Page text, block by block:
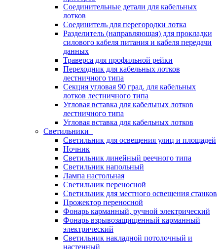
Соединительные детали для кабельных
лотков
Соединитель для перегородки лотка
Разделитель (направляющая) для прокладки
силового кабеля питания и кабеля передачи
данных
Траверса для профильной рейки
Переходник для кабельных лотков
лестничного типа
Секция угловая 90 град. для кабельных
лотков лестничного типа
Угловая вставка для кабельных лотков
лестничного типа
Угловая вставка для кабельных лотков
Светильники
Светильник для освещения улиц и площадей
Ночник
Светильник линейный реечного типа
Светильник напольный
Лампа настольная
Светильник переносной
Светильник для местного освещения станков
Прожектор переносной
Фонарь карманный, ручной электрический
Фонарь взрывозащищенный карманный
электрический
Светильник накладной потолочный и
настенный